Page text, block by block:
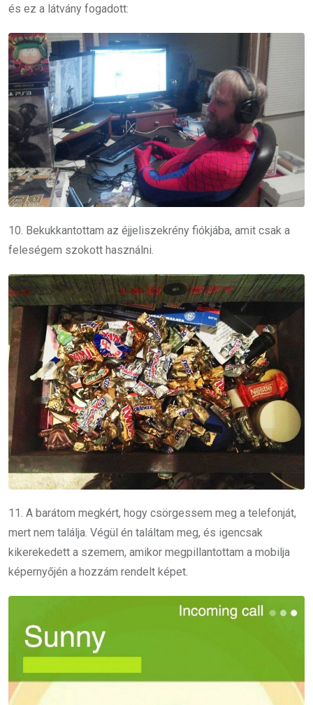
és ez a látvány fogadott:
10. Bekukkantottam az éjjeliszekrény fiókjába, amit csak a
feleségem szokott használni.
11. A barátom megkért, hogy csörgessem meg a telefonját,
mert nem találja. Végül én találtam meg, és igencsak
kikerekedett a szemem, amikor megpillantottam a mobilja
képernyőjén a hozzám rendelt képet.